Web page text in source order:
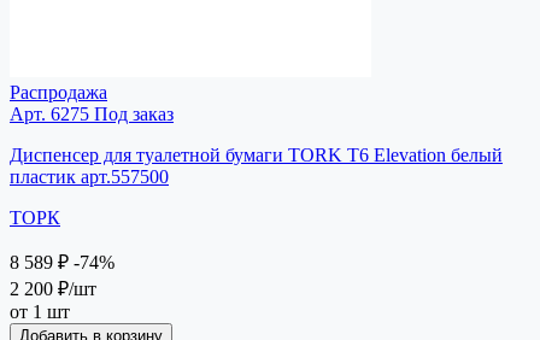
Распродажа
Арт. 6275 Под заказ
Диспенсер для туалетной бумаги TORK T6 Elevation белый
пластик арт.557500
ТОРК
8 589 ₽ -74%
2 200 ₽/шт
от 1 шт
Добавить в корзину